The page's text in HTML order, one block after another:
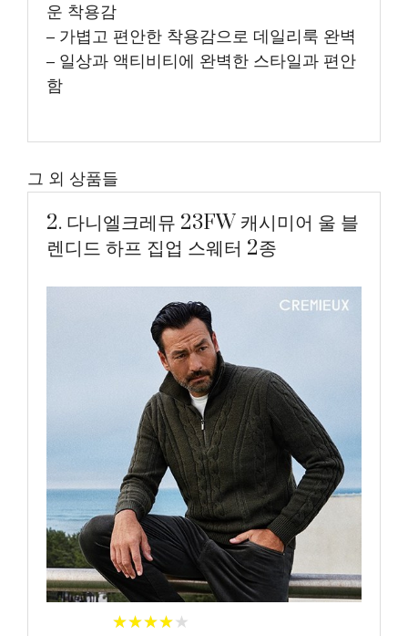
운 착용감
– 가볍고 편안한 착용감으로 데일리룩 완벽
– 일상과 액티비티에 완벽한 스타일과 편안
함
그 외 상품들
2. 다니엘크레뮤 23FW 캐시미어 울 블
렌디드 하프 집업 스웨터 2종
★★★★★
★★★★★